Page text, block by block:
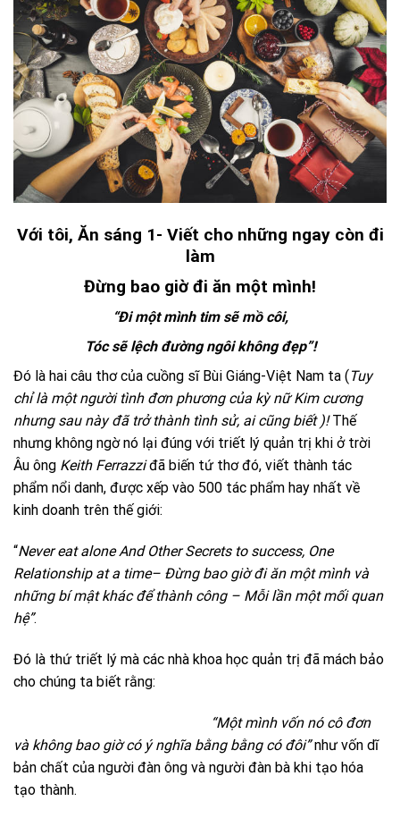
Với tôi, Ăn sáng 1- Viết cho những ngay còn đi
làm
Đừng bao giờ đi ăn một mình!
“Đi một mình tim sẽ mồ côi,
Tóc sẽ lệch đường ngôi không đẹp”!
Đó là hai câu thơ của cuồng sĩ Bùi Giáng-Việt Nam ta ( Tuy
chỉ là một người tình đơn phương của kỳ nữ Kim cương
nhưng sau này đã trở thành tình sử, ai cũng biết )!Thế
nhưng không ngờ nó lại đúng với triết lý quản trị khi ở trời
Âu ông Keith Ferrazziđã biến tứ thơ đó, viết thành tác
phẩm nổi danh, được xếp vào 500 tác phẩm hay nhất về
kinh doanh trên thế giới:
“Never eat alone And Other Secrets to success, One
Relationship at a time– Đừng bao giờ đi ăn một mình và
những bí mật khác để thành công – Mỗi lần một mối quan
hệ”.
Đó là thứ triết lý mà các nhà khoa học quản trị đã mách bảo
cho chúng ta biết rằng:
“Một mình vốn nó cô đơn
và không bao giờ có ý nghĩa bằng bằng có đôi”như vốn dĩ
bản chất của người đàn ông và người đàn bà khi tạo hóa
tạo thành.